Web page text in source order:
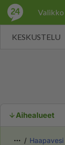
Valikko
KESKUSTELU
Aihealueet
Haapavesi